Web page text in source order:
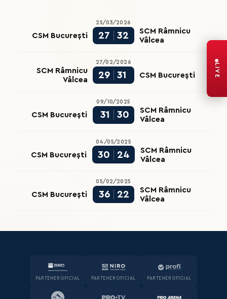
25/03/2026
CSM București 27 32
SCM Râmnicu
Vâlcea
27/02/2026
SCM Râmnicu
Vâlcea
29 31 CSM București
09/10/2025
CSM București 31 30
SCM Râmnicu
Vâlcea
04/05/2025
CSM București 30 24
SCM Râmnicu
Vâlcea
05/02/2025
CSM București 36 22
SCM Râmnicu
Vâlcea
PARTENER OFICIAL PARTENER OFICIAL PARTENER OFICIAL
LIVE